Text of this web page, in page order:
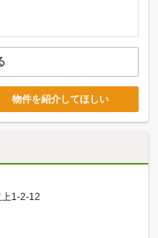
物件を紹介してほしい
1-2-12